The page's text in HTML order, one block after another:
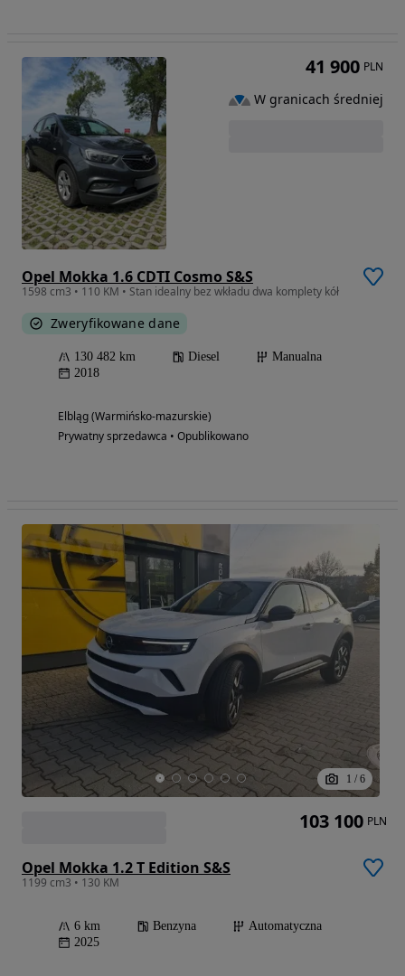
Opel Mokka 1.6 CDTI Cosmo S&S
1598 cm3 • 110 KM • Stan idealny bez wkładu dwa komplety kół
Zweryfikowane dane
130 482 km Diesel
Manualna
2018
Elbląg (Warmińsko-mazurskie)
Prywatny sprzedawca • Opublikowano
41 900 PLN
W granicach średniej
1 / 6
Opel Mokka 1.2 T Edition S&S
1199 cm3 • 130 KM
6 km Benzyna
Automatyczna
2025
103 100 PLN